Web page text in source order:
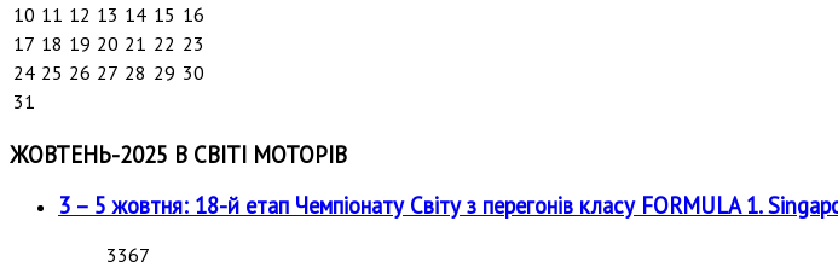
10 11 12 13 14 15 16
17 18 19 20 21 22 23
24 25 26 27 28 29 30
31
ЖОВТЕНЬ-2025 В СВІТІ МОТОРІВ
3 – 5 жовтня: 18-й етап Чемпіонату Світу з перегонів класу FORMULA 1.
3367